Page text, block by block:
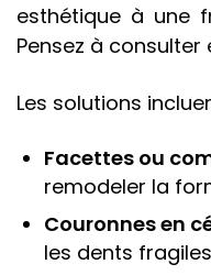
esthétique à une
Pensez à
Les solutions
Facettes ou
remodeler la
Couronnesen
les dents